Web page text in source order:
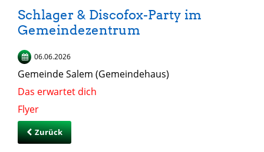
Schlager & Discofox-Party im
Gemeindezentrum
06.06.2026
Gemeinde Salem (Gemeindehaus)
Das erwartet dich
Flyer
Zurück